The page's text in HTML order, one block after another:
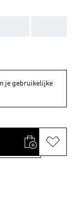
je gebruikelijke